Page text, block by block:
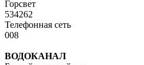
Горсвет
534262
Телефонная сеть
008
ВОДОКАНАЛ